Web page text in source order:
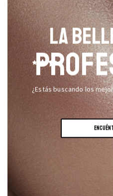
LA
¿Estás buscando los